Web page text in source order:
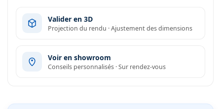
Valider en 3D
Projection du rendu · Ajustement des dimensions
Voir en showroom
Conseils personnalisés · Sur rendez-vous